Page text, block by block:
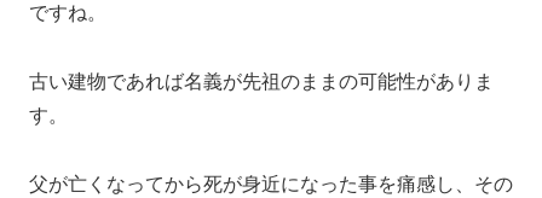
ですね。
古い建物であれば名義が先祖のままの可能性がありま
す。
父が亡くなってから死が身近になった事を痛感し、その